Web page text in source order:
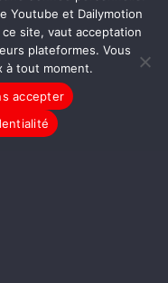
à 'explosion d'une
de la personne ;
sur le dessus du
et trois pour
par les gaz
les nombreuses
Youtube et Dailymotion
site, vaut acceptation
plateformes. Vous
à tout moment.
accepter